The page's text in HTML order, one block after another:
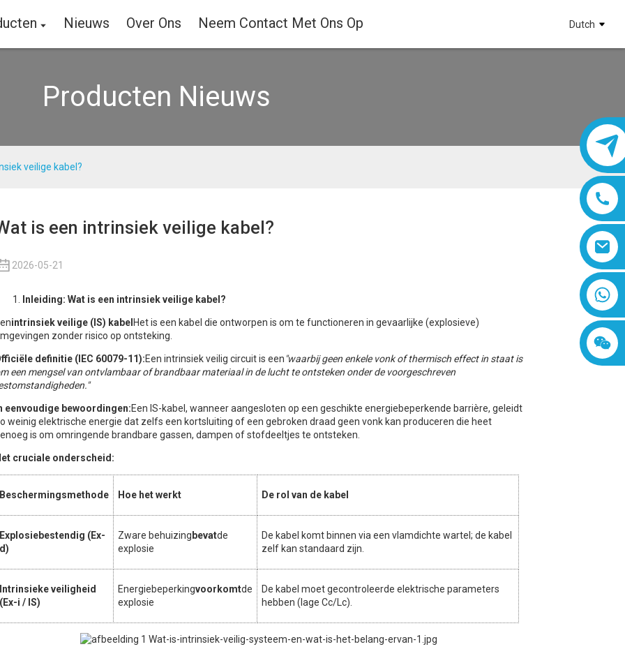
Nieuws Over Ons Neem Contact Met Ons Op Dutch
Producten Nieuws
veilige kabel?
is een intrinsiek veilige kabel?
2026-05-21
Inleiding: Wat is een intrinsiek veilige kabel?
intrinsiek veilige (IS) kabel Het is een kabel die ontworpen is om te functioneren in gevaarlijke (explosieve)
zonder risico op ontsteking.
definitie (IEC 60079-11):Een intrinsiek veilig circuit is een"waarbij geen enkele vonk of thermisch effect in staat is
een ​​mengsel van ontvlambaar of brandbaar materiaal in de lucht te ontsteken onder de voorgeschreven
eenvoudige bewoordingen:Een IS-kabel, wanneer aangesloten op een geschikte energiebeperkende barrière, geleidt
weinig elektrische energie dat zelfs een kortsluiting of een gebroken draad geen vonk kan produceren die heet
is om omringende brandbare gassen, dampen of stofdeeltjes te ontsteken.
cruciale onderscheid:
Beschermingsmethode Hoe het werkt De rol van de kabel
Explosiebestendig (Ex-
d)
Zware behuizingbevatde
explosie
De kabel komt binnen via een vlamdichte wartel; de kabel
zelf kan standaard zijn.
Intrinsieke veiligheid
(Ex-i / IS)
Energiebeperkingvoorkomtde
explosie
De kabel moet gecontroleerde elektrische parameters
hebben (lage Cc/Lc).